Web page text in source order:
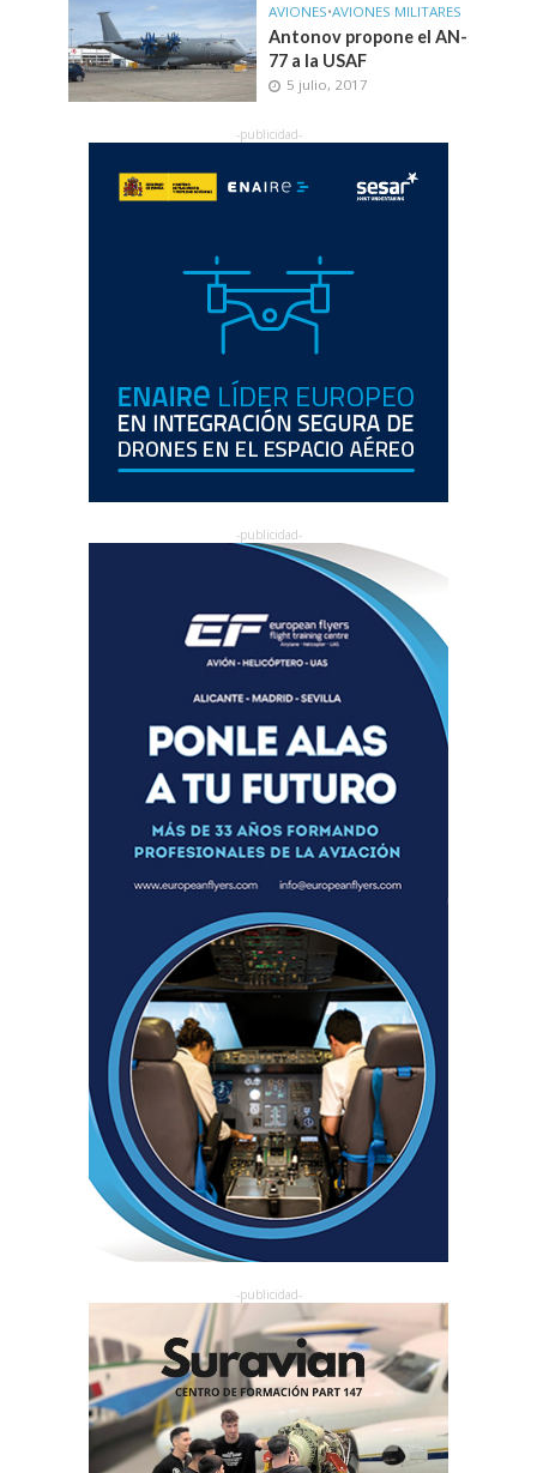
AVIONES•AVIONES MILITARES
Antonov propone el AN-
77 a la USAF
5 julio, 2017